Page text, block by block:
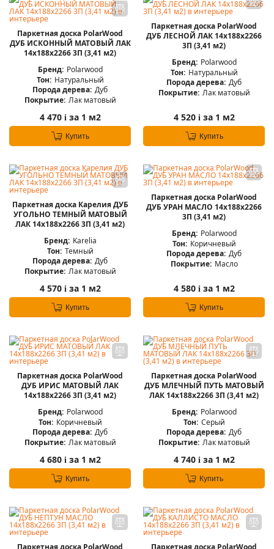
Паркетная доска PolarWood
ДУБ ИСКОННЫЙ МАТОВЫЙ ЛАК
14x188x2266 3П (3,41 м2)
Бренд: Polarwood
Тон: Натуральный
Порода дерева: Дуб
Покрытие: Лак матовый
4 470 iза 1 м2
Купить
Паркетная доска PolarWood
ДУБ ЛЕСНОЙ ЛАК 14x188x2266
3П (3,41 м2)
Бренд: Polarwood
Тон: Натуральный
Порода дерева: Дуб
Покрытие: Лак матовый
4 520 iза 1 м2
Купить
Паркетная доска Карелия ДУБ
УГОЛЬНО ТЕМНЫЙ МАТОВЫЙ
ЛАК 14x188x2266 3П (3,41 м2)
Бренд: Karelia
Тон: Темный
Порода дерева: Дуб
Покрытие: Лак матовый
4 570 iза 1 м2
Купить
Паркетная доска PolarWood
ДУБ УРАН МАСЛО 14x188x2266
3П (3,41 м2)
Бренд: Polarwood
Тон: Коричневый
Порода дерева: Дуб
Покрытие: Масло
4 580 iза 1 м2
Купить
Паркетная доска PolarWood
ДУБ ИРИС МАТОВЫЙ ЛАК
14x188x2266 3П (3,41 м2)
Бренд: Polarwood
Тон: Коричневый
Порода дерева: Дуб
Покрытие: Лак матовый
4 680 iза 1 м2
Купить
Паркетная доска PolarWood
ДУБ МЛЕЧНЫЙ ПУТЬ МАТОВЫЙ
ЛАК 14x188x2266 3П (3,41 м2)
Бренд: Polarwood
Тон: Серый
Порода дерева: Дуб
Покрытие: Лак матовый
4 740 iза 1 м2
Купить
Паркетная доска PolarWood
Паркетная доска PolarWood